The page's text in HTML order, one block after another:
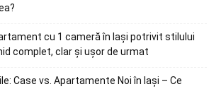
cu 1 cameră în Iași potrivit stilului
complet, clar și ușor de urmat
Case vs. Apartamente Noi în Iași – Ce